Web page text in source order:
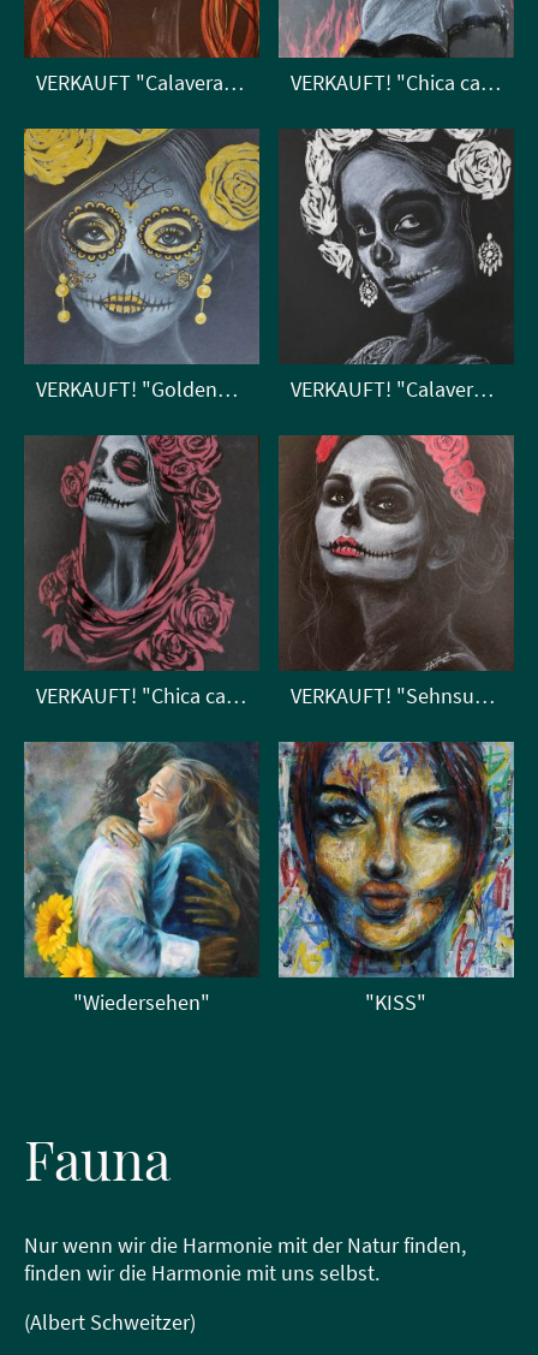
VERKAUFT "Calavera Catrina" VERKAUFT! "Chica calavera y fuego"
VERKAUFT! "Goldene Calavera Catrina" (in Galerie kunstliebtmut) VERKAUFT! "Calavera novia"
VERKAUFT! "Chica calavera con rosas" VERKAUFT! "Sehnsucht" (in Galerie kunstliebtmut)
"Wiedersehen" "KISS"
Fauna
Nur wenn wir die Harmonie mit der Natur finden,
finden wir die Harmonie mit uns selbst.
(Albert Schweitzer)